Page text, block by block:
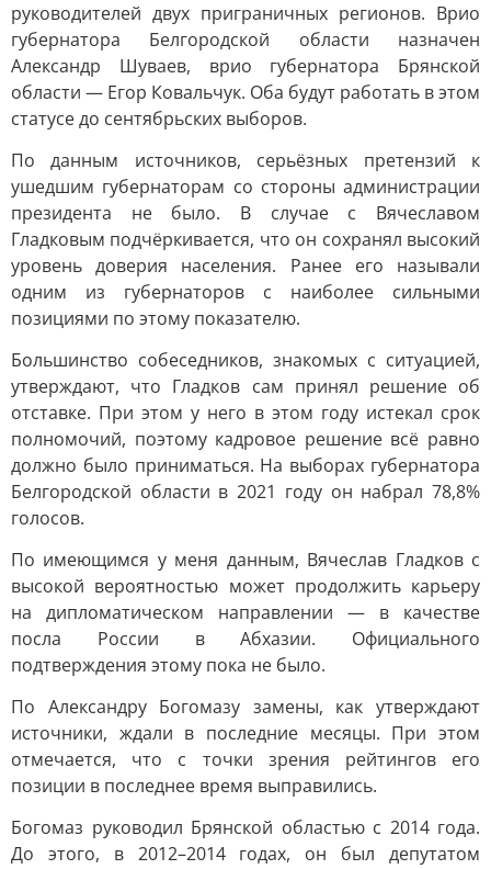
руководителей двух приграничных регионов. Врио
губернатора Белгородской области назначен
Александр Шуваев, врио губернатора Брянской
области — Егор Ковальчук. Оба будут работать в этом
статусе до сентябрьских выборов.
По данным источников, серьёзных претензий к
ушедшим губернаторам со стороны администрации
президента не было. В случае с Вячеславом
Гладковым подчёркивается, что он сохранял высокий
уровень доверия населения. Ранее его называли
одним из губернаторов с наиболее сильными
позициями по этому показателю.
Большинство собеседников, знакомых с ситуацией,
утверждают, что Гладков сам принял решение об
отставке. При этом у него в этом году истекал срок
полномочий, поэтому кадровое решение всё равно
должно было приниматься. На выборах губернатора
Белгородской области в 2021 году он набрал 78,8%
голосов.
По имеющимся у меня данным, Вячеслав Гладков с
высокой вероятностью может продолжить карьеру
на дипломатическом направлении — в качестве
посла России в Абхазии. Официального
подтверждения этому пока не было.
По Александру Богомазу замены, как утверждают
источники, ждали в последние месяцы. При этом
отмечается, что с точки зрения рейтингов его
позиции в последнее время выправились.
Богомаз руководил Брянской областью с 2014 года.
До этого, в 2012–2014 годах, он был депутатом